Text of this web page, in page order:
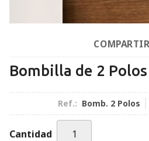
Bombilla de 2 Polos
Ref.: Bomb. 2 Polos
Cantidad